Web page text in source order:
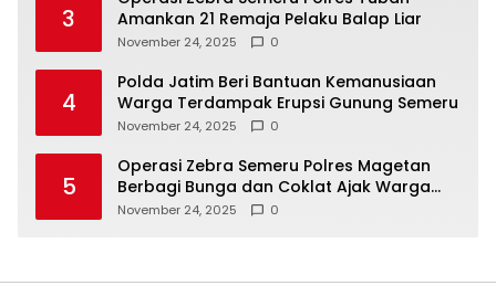
3
Amankan 21 Remaja Pelaku Balap Liar
November 24, 2025 0
4
Polda Jatim Beri Bantuan Kemanusiaan
Warga Terdampak Erupsi Gunung Semeru
November 24, 2025 0
5
Operasi Zebra Semeru Polres Magetan
Berbagi Bunga dan Coklat Ajak Warga
Tertib Lalin
November 24, 2025 0